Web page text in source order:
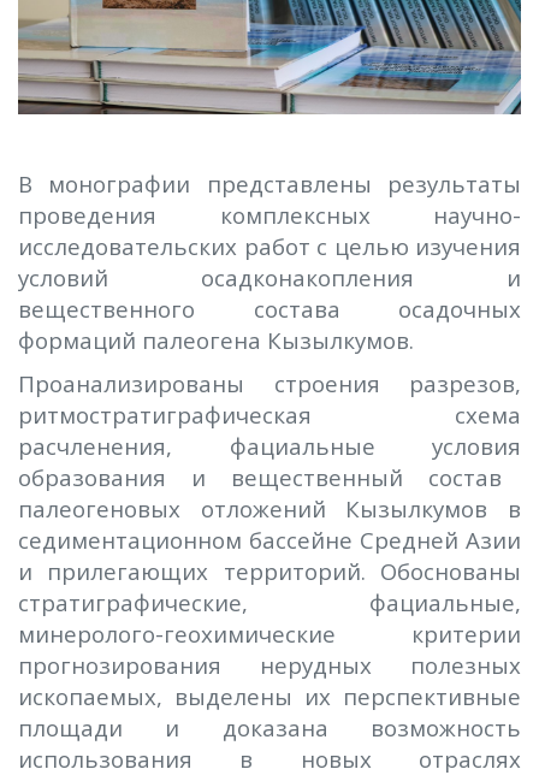
В монографии представлены результаты
проведения комплексных научно-
исследовательских работ с целью изучения
условий осадконакопления и
вещественного состава осадочных
формаций палеогена Кызылкумов.
Проанализированы строения разрезов,
ритмостратиграфическая схема
расчленения, фациальные условия
образования и вещественный состав
палеогеновых отложений Кызылкумов в
седиментационном бассейне Средней Азии
и прилегающих территорий. Обоснованы
стратиграфические, фациальные,
минеролого-геохимические критерии
прогнозирования нерудных полезных
ископаемых, выделены их перспективные
площади и доказана возможность
использования в новых отраслях